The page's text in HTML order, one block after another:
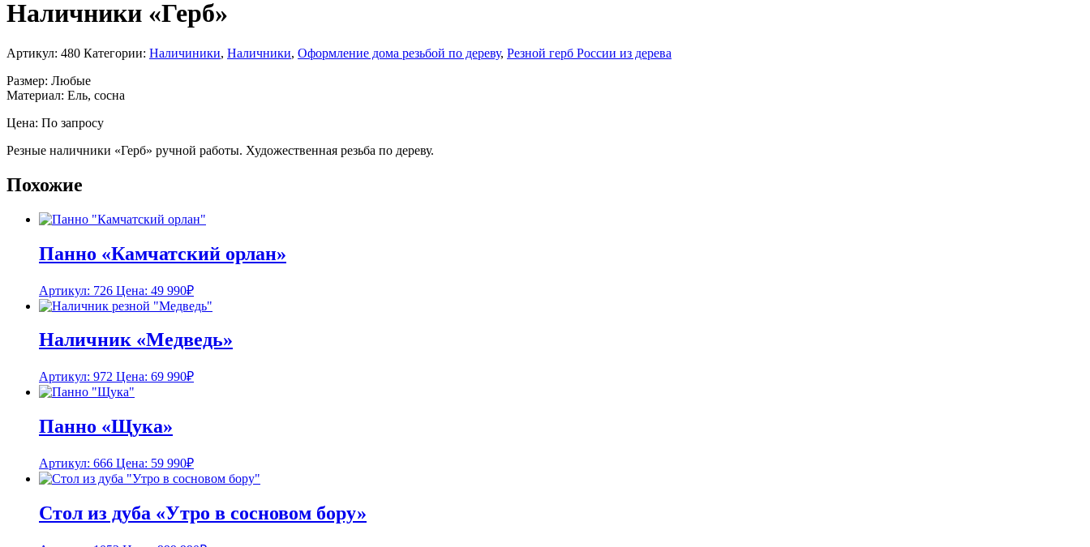
Наличники «Герб»
Артикул: 480 Категории: Наличиники, Наличники, Оформление дома резьбой по дереву, Резной герб России из дерева
Размер: Любые
Материал: Ель, сосна
Цена: По запросу
Резные наличники «Герб» ручной работы. Художественная резьба по дереву.
Похожие
Панно «Камчатский орлан»
Артикул: 726 Цена: 49 990₽
Наличник «Медведь»
Артикул: 972 Цена: 69 990₽
Панно «Щука»
Артикул: 666 Цена: 59 990₽
Стол из дуба «Утро в сосновом бору»